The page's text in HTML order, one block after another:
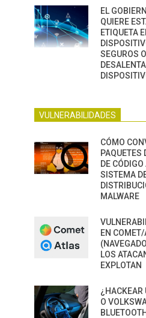
EL
QUIERE
ETIQUETA
SEGUROS
VULNERABILIDADES
CÓMO
PAQUETES
DE
SISTEMA
MALWARE
EN COMET/
LOS
EXPLOTAN
¿HACKEAR
O